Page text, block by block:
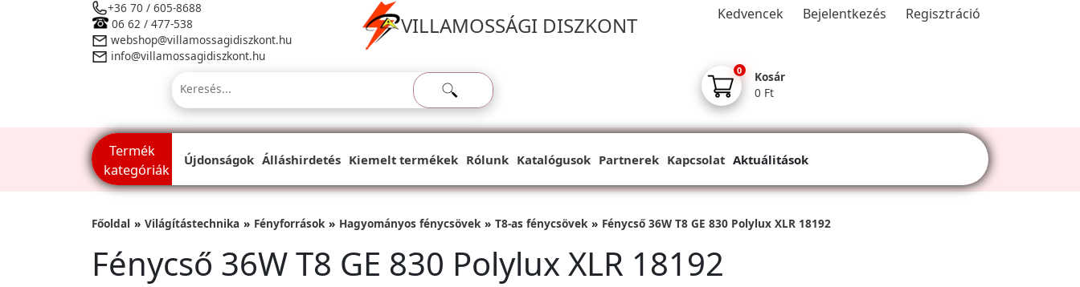
+36 70 / 605-8688
06 62 / 477-538
webshop@villamossagidiszkont.hu
info@villamossagidiszkont.hu
VILLAMOSSÁGI DISZKONT Kedvencek Bejelentkezés Regisztráció
0
Kosár
0 Ft
Termék
kategóriák
Újdonságok Álláshirdetés Kiemelt termékek Rólunk Katalógusok Partnerek Kapcsolat Aktuálitások
Főoldal Világítástechnika Fényforrások Hagyományos fénycsövek T8-as fénycsövek Fénycső 36W T8 GE 830 Polylux XLR 18192
Fénycső 36W T8 GE 830 Polylux XLR 18192